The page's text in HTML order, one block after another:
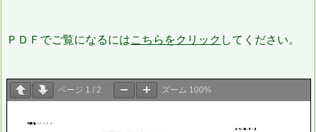
ＰＤＦでご覧になるにはこちらをクリック してください。
ページ 1 / 2 ズーム 100%